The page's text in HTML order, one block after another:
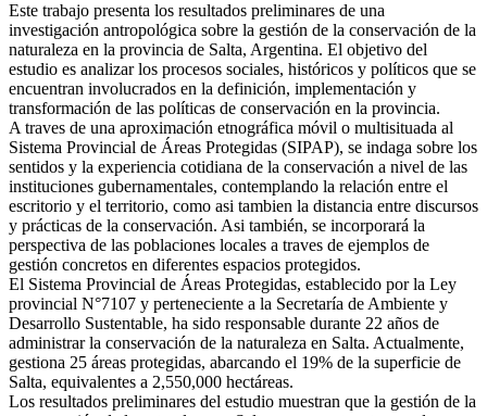
Este trabajo presenta los resultados preliminares de una
investigación antropológica sobre la gestión de la conservación de la
naturaleza en la provincia de Salta, Argentina. El objetivo del
estudio es analizar los procesos sociales, históricos y políticos que se
encuentran involucrados en la definición, implementación y
transformación de las políticas de conservación en la provincia.
A traves de una aproximación etnográfica móvil o multisituada al
Sistema Provincial de Áreas Protegidas (SIPAP), se indaga sobre los
sentidos y la experiencia cotidiana de la conservación a nivel de las
instituciones gubernamentales, contemplando la relación entre el
escritorio y el territorio, como asi tambien la distancia entre discursos
y prácticas de la conservación. Asi también, se incorporará la
perspectiva de las poblaciones locales a traves de ejemplos de
gestión concretos en diferentes espacios protegidos.
El Sistema Provincial de Áreas Protegidas, establecido por la Ley
provincial N°7107 y perteneciente a la Secretaría de Ambiente y
Desarrollo Sustentable, ha sido responsable durante 22 años de
administrar la conservación de la naturaleza en Salta. Actualmente,
gestiona 25 áreas protegidas, abarcando el 19% de la superficie de
Salta, equivalentes a 2,550,000 hectáreas.
Los resultados preliminares del estudio muestran que la gestión de la